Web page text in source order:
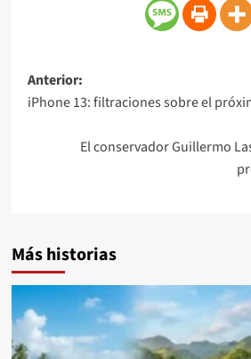
Anterior:
iPhone 13: filtraciones sobre el
El conservador Guillermo
Más historias